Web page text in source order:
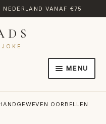
NEDERLAND VANAF €75
MENU
OORBELLEN